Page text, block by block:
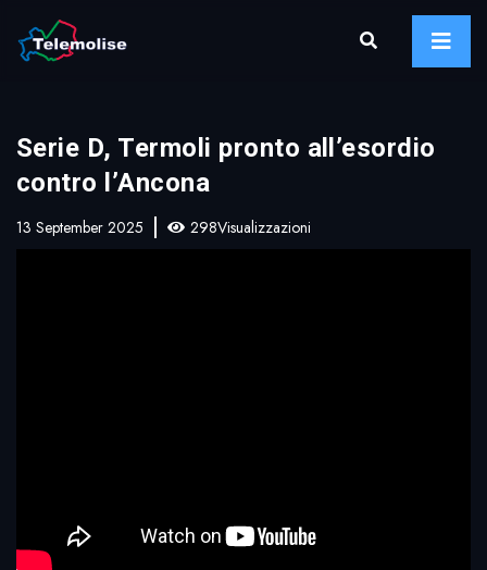
Serie D, Termoli pronto all’esordio
contro l’Ancona
13 September 2025 298Visualizzazioni